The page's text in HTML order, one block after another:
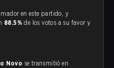
88.5%de los votos a su favor y
Novo se transmitió en